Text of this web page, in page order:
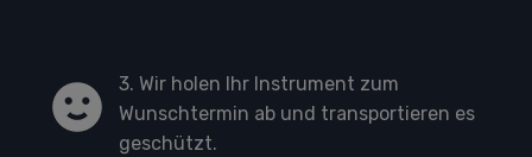
3. Wir holen Ihr Instrument zum
Wunschtermin ab und transportieren es
geschützt.